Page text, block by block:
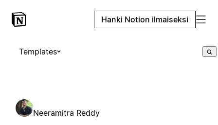
Hanki Notion ilmaiseksi
Templates
Neeramitra Reddy